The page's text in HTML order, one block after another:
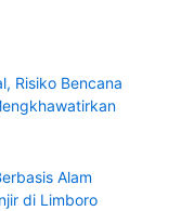
Risiko Bencana
Alam
di Limboro